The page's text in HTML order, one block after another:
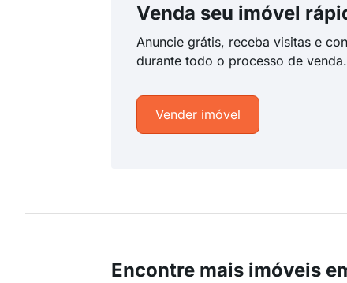
Venda seu imóvel
Anuncie grátis, receba visitas e
durante todo o processo de venda.
Vender imóvel
Encontre mais imóveis